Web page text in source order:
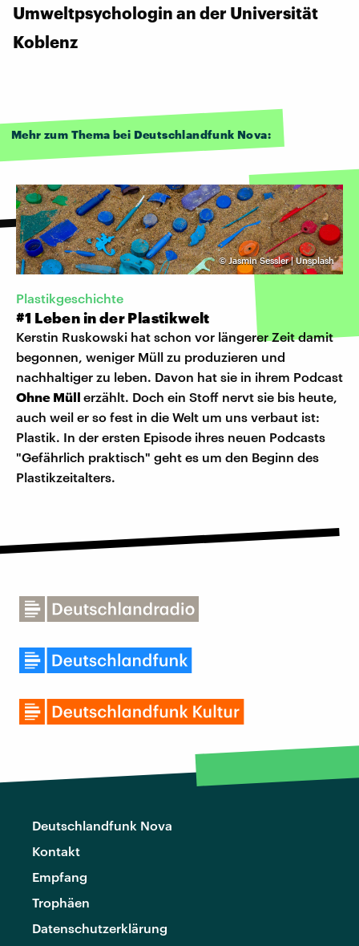
Umweltpsychologin an der Universität
Koblenz
Mehr zum Thema bei Deutschlandfunk Nova:
©Jasmin Sessler | Unsplash
Plastikgeschichte
#1 Leben in der Plastikwelt
Kerstin Ruskowski hat schon vor längerer Zeit damit
begonnen, weniger Müll zu produzieren und
nachhaltiger zu leben. Davon hat sie in ihrem Podcast
Ohne Müll erzählt. Doch ein Stoff nervt sie bis heute,
auch weil er so fest in die Welt um uns verbaut ist:
Plastik. In der ersten Episode ihres neuen Podcasts
"Gefährlich praktisch" geht es um den Beginn des
Plastikzeitalters.
Deutschlandfunk Nova
Kontakt
Empfang
Trophäen
Datenschutzerklärung